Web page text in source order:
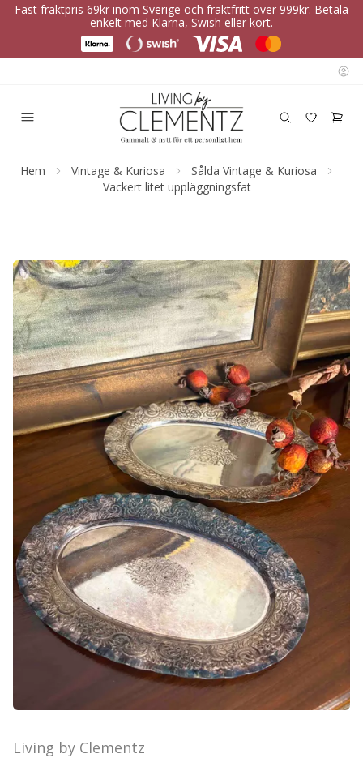
Fast fraktpris 69kr inom Sverige och fraktfritt över 999kr. Betala
enkelt med Klarna, Swish eller kort.
Hem Vintage & Kuriosa
Sålda Vintage & Kuriosa
Vackert litet uppläggningsfat
Living by Clementz